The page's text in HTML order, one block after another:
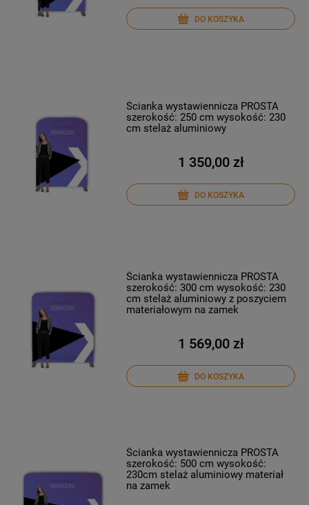
DO KOSZYKA
Ścianka wystawiennicza PROSTA
szerokość: 250 cm wysokość: 230
cm stelaż aluminiowy
1 350,00 zł
DO KOSZYKA
Ścianka wystawiennicza PROSTA
szerokość: 300 cm wysokość: 230
cm stelaż aluminiowy z poszyciem
materiałowym na zamek
1 569,00 zł
DO KOSZYKA
Ścianka wystawiennicza PROSTA
szerokość: 500 cm wysokość:
230cm stelaż aluminiowy materiał
na zamek